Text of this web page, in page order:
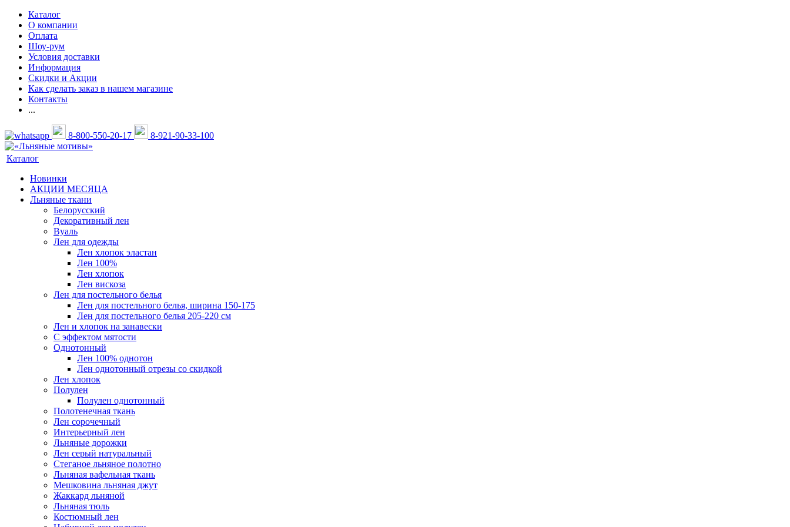
Каталог
О компании
Оплата
Шоу-рум
Условия доставки
Информация
Скидки и Акции
Как сделать заказ в нашем магазине
Контакты
...
8-800-550-20-17 8-921-90-33-100
Каталог
Новинки
АКЦИИ МЕСЯЦА
Льняные ткани
Белорусский
Декоративный лен
Вуаль
Лен для одежды
Лен хлопок эластан
Лен 100%
Лен хлопок
Лен вискоза
Лен для постельного белья
Лен для постельного белья, ширина 150-175
Лен для постельного белья 205-220 см
Лен и хлопок на занавески
С эффектом мятости
Однотонный
Лен 100% однотон
Лен однотонный отрезы со скидкой
Лен хлопок
Полулен
Полулен однотонный
Полотенечная ткань
Лен сорочечный
Интерьерный лен
Льняные дорожки
Лен серый натуральный
Стеганое льняное полотно
Льняная вафельная ткань
Мешковина льняная джут
Жаккард льняной
Льняная тюль
Костюмный лен